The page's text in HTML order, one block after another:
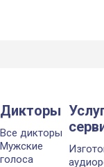
Дикторы
Все дикторы
Мужские
голоса